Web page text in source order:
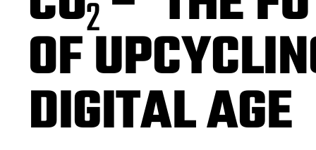
2
OF
DIGITAL AGE